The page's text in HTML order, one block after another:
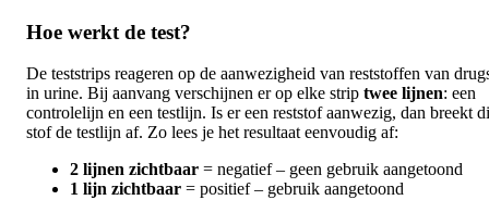
Hoe werkt de test?
De teststrips reageren op de aanwezigheid van reststoffen van
in urine. Bij aanvang verschijnen er op elke strip twee lijnen: een
controlelijn en een testlijn. Is er een reststof aanwezig, dan breekt
stof de testlijn af. Zo lees je het resultaat eenvoudig af:
2 lijnen zichtbaar = negatief – geen gebruik aangetoond
1 lijn zichtbaar = positief – gebruik aangetoond